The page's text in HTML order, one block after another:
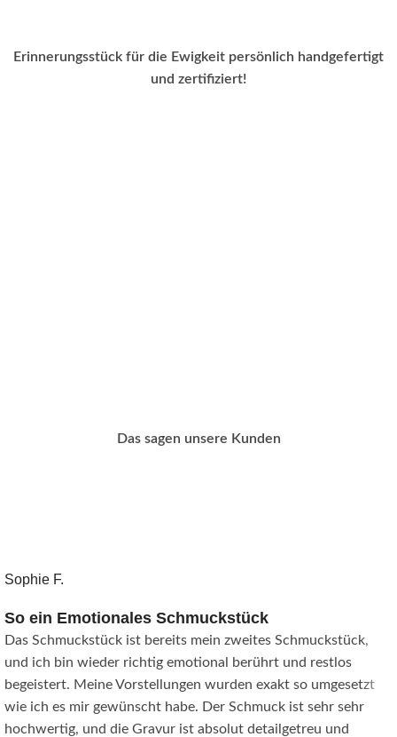
Erinnerungsstück für die Ewigkeit persönlich handgefertigt
und zertifiziert!
Das sagen unsere Kunden
Sophie F.
So ein Emotionales Schmuckstück
Das Schmuckstück ist bereits mein zweites Schmuckstück,
und ich bin wieder richtig emotional berührt und restlos
begeistert. Meine Vorstellungen wurden exakt so umgesetzt
wie ich es mir gewünscht habe. Der Schmuck ist sehr sehr
hochwertig, und die Gravur ist absolut detailgetreu und